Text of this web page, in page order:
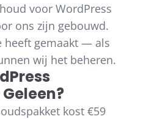
voor WordPress
ons zijn gebouwd.
heeft gemaakt — als
wij het beheren.
kost €59